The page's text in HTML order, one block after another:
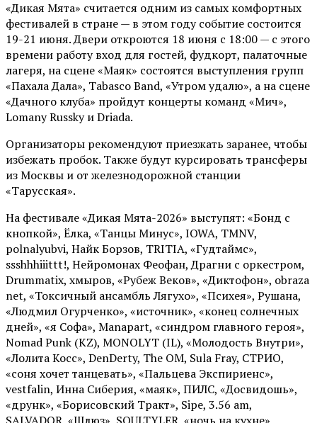
«Дикая Мята» считается одним из самых комфортных
фестивалей в стране — в этом году событие состоится
19-21 июня. Двери откроются 18 июня с 18:00 — с этого
времени работу вход для гостей, фудкорт, палаточные
лагеря, на сцене «Маяк» состоятся выступления групп
«Пахала Дала», Tabasco Band, «Утром удалю», а на сцене
«Дачного клуба» пройдут концерты команд «Мич»,
Lomany Russky и Driada.
Организаторы рекомендуют приезжать заранее, чтобы
избежать пробок. Также будут курсировать трансферы
из Москвы и от железнодорожной станции
«Тарусская».
На фестивале «Дикая Мята-2026» выступят: «Бонд с
кнопкой», Ёлка, «Танцы Минус», IOWA, TMNV,
polnalyubvi, Найк Борзов, TRITIA, «Гудтаймс»,
ssshhhiiittt!, Нейромонах Феофан, Драгни с оркестром,
Drummatix, хмыров, «Рубеж Веков», «Диктофон», obraza
net, «Токсичный ансамбль Лягухо», «Психея», Рушана,
«Людмил Огурченко», «источник», «конец солнечных
дней», «я Софа», Manapart, «синдром главного героя»,
Nomad Punk (KZ), MONOLYT (IL), «Молодость Внутри»,
«Лолита Косс», DenDerty, The OM, Sula Fray, СТРИО,
«соня хочет танцевать», «Пальцева Экспириенс»,
vestfalin, Инна Сиберия, «маяк», ПИЛС, «Досвидошь»,
«друнк», «Борисовский Тракт», Sipe, 3.56 am,